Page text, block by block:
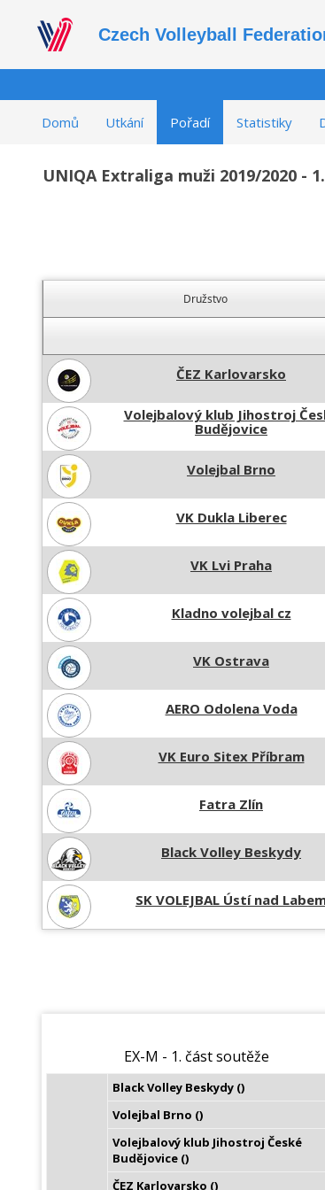
Czech Volleyball
Domů Utkání Pořadí Statistiky
UNIQA Extraliga muži 2019/2020 -
Družstvo
ČEZ Karlovarsko
Volejbalový klub Jihostroj
Budějovice
Volejbal Brno
VK Dukla Liberec
VK Lvi Praha
Kladno volejbal cz
VK Ostrava
AERO Odolena Voda
VK Euro Sitex Příbram
Fatra Zlín
Black Volley Beskydy
SK VOLEJBAL Ústí nad
EX-M - 1. část soutěže
Black Volley Beskydy ()
Volejbal Brno ()
Volejbalový klub Jihostroj České
Budějovice ()
ČEZ Karlovarsko ()